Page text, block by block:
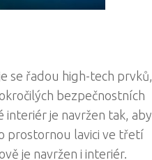
se řadou high-tech prvků,
bezpečnostních
je navržen tak, aby
prostornou lavici ve třetí
je navržen i interiér.